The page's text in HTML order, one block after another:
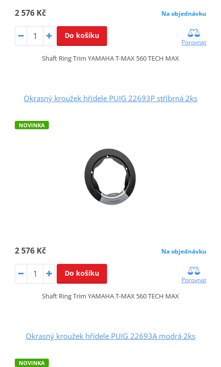
2 576 Kč Na objednávku
Do košíku
Porovnat
Shaft Ring Trim YAMAHA T-MAX 560 TECH MAX
Okrasný kroužek hřídele PUIG 22693P stříbrná 2ks
NOVINKA
2 576 Kč Na objednávku
Do košíku
Porovnat
Shaft Ring Trim YAMAHA T-MAX 560 TECH MAX
Okrasný kroužek hřídele PUIG 22693A modrá 2ks
NOVINKA